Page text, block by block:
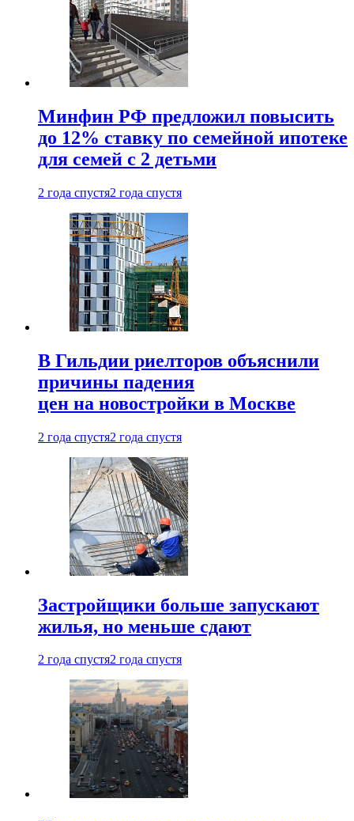
Минфин РФ предложил повысить
до 12% ставку по семейной ипотеке
для семей с 2 детьми
2 года спустя2 года спустя
В Гильдии риелторов объяснили
причины падения
цен на новостройки в Москве
2 года спустя2 года спустя
Застройщики больше запускают
жилья, но меньше сдают
2 года спустя2 года спустя